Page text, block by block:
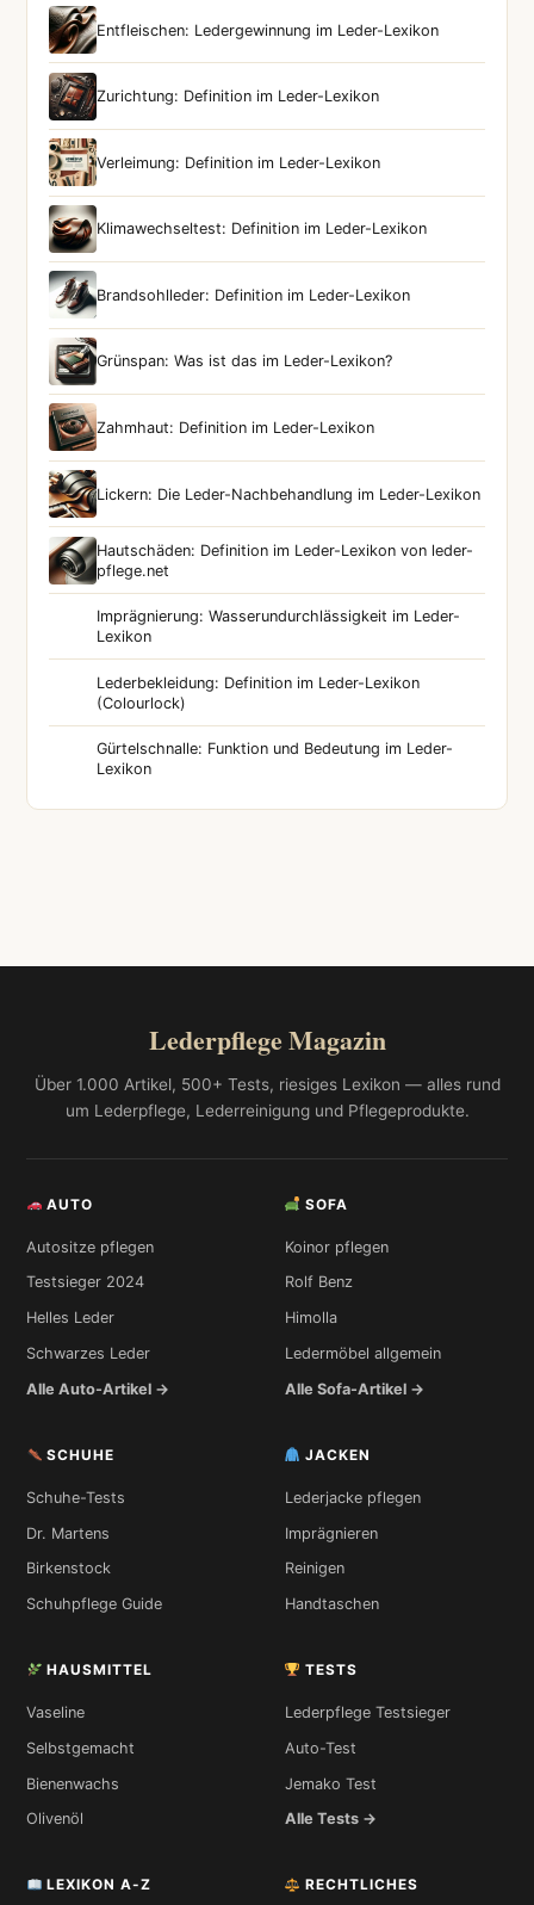
Entfleischen: Ledergewinnung im Leder-Lexikon
Zurichtung: Definition im Leder-Lexikon
Verleimung: Definition im Leder-Lexikon
Klimawechseltest: Definition im Leder-Lexikon
Brandsohlleder: Definition im Leder-Lexikon
Grünspan: Was ist das im Leder-Lexikon?
Zahmhaut: Definition im Leder-Lexikon
Lickern: Die Leder-Nachbehandlung im Leder-Lexikon
Hautschäden: Definition im Leder-Lexikon von leder-
pflege.net
Imprägnierung: Wasserundurchlässigkeit im Leder-
Lexikon
Lederbekleidung: Definition im Leder-Lexikon
(Colourlock)
Gürtelschnalle: Funktion und Bedeutung im Leder-
Lexikon
Lederpflege Magazin
Über 1.000 Artikel, 500+ Tests, riesiges Lexikon — alles rund
um Lederpflege, Lederreinigung und Pflegeprodukte.
AUTO
Autositze pflegen
Testsieger 2024
Helles Leder
Schwarzes Leder
Alle Auto-Artikel →
SOFA
Koinor pflegen
Rolf Benz
Himolla
Ledermöbel allgemein
Alle Sofa-Artikel →
SCHUHE
Schuhe-Tests
Dr. Martens
Birkenstock
Schuhpflege Guide
JACKEN
Lederjacke pflegen
Imprägnieren
Reinigen
Handtaschen
HAUSMITTEL
Vaseline
Selbstgemacht
Bienenwachs
Olivenöl
TESTS
Lederpflege Testsieger
Auto-Test
Jemako Test
Alle Tests →
LEXIKON A-Z RECHTLICHES